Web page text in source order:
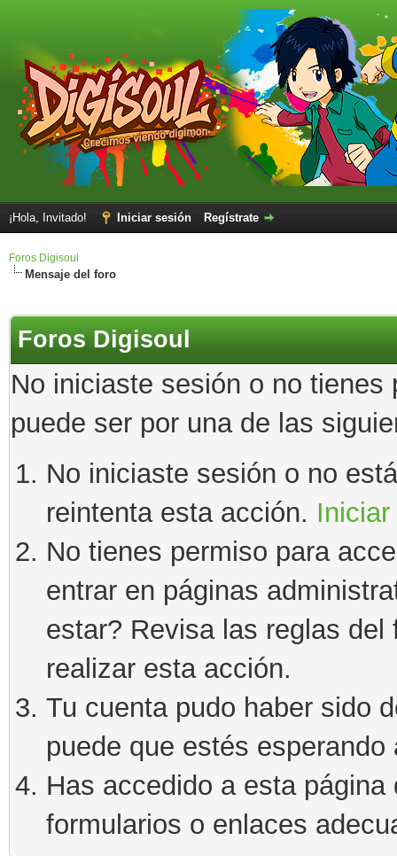
¡Hola, Invitado! Iniciar sesión Regístrate
Foros Digisoul
Mensaje del foro
Foros Digisoul
No iniciaste sesión o no
puede ser por una de las
No iniciaste sesión o no
reintenta esta acción.
No tienes permiso para
entrar en páginas
estar? Revisa las reglas
realizar esta acción.
Tu cuenta pudo haber sido
puede que estés esperando
Has accedido a esta
formularios o enlaces